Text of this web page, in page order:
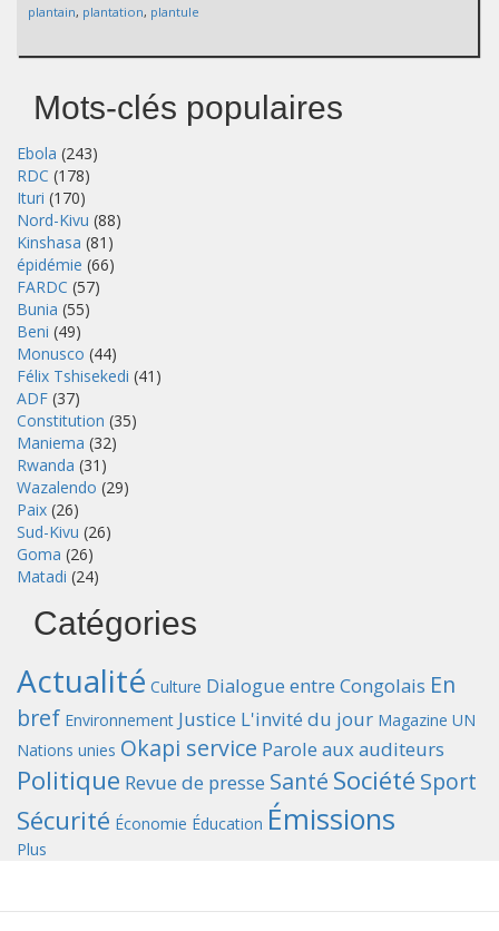
plantain, plantation, plantule
Mots-clés populaires
Ebola (243)
RDC (178)
Ituri (170)
Nord-Kivu (88)
Kinshasa (81)
épidémie (66)
FARDC (57)
Bunia (55)
Beni (49)
Monusco (44)
Félix Tshisekedi (41)
ADF (37)
Constitution (35)
Maniema (32)
Rwanda (31)
Wazalendo (29)
Paix (26)
Sud-Kivu (26)
Goma (26)
Matadi (24)
Catégories
Actualité Culture Dialogue entre Congolais En
bref Environnement Justice L'invité du jour Magazine UN
Nations unies Okapi service Parole aux auditeurs
Politique Revue de presse Santé Société Sport
Sécurité Économie Éducation Émissions
Plus